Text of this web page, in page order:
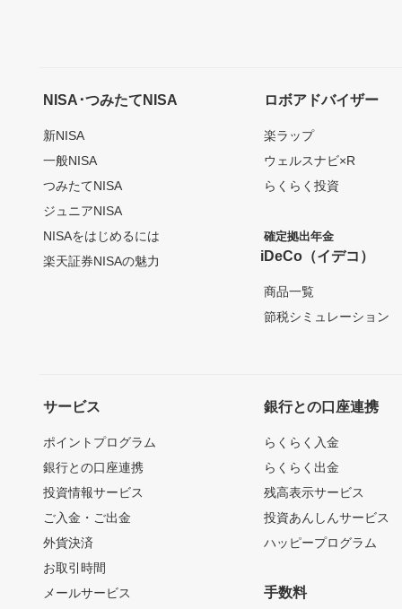
NISA･つみたてNISA
新NISA
一般NISA
つみたてNISA
ジュニアNISA
NISAをはじめるには
楽天証券NISAの魅力
ロボアドバイザー
楽ラップ
ウェルスナビ×R
らくらく投資
確定拠出年金
iDeCo（イデコ）
商品一覧
節税シミュレーション
サービス
ポイントプログラム
銀行との口座連携
投資情報サービス
ご入金・ご出金
外貨決済
お取引時間
メールサービス
銀行との口座連携
らくらく入金
らくらく出金
残高表示サービス
投資あんしんサービス
ハッピープログラム
手数料